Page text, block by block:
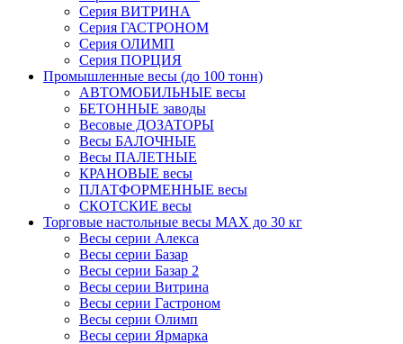
Серия ВИТРИНА
Серия ГАСТРОНОМ
Серия ОЛИМП
Серия ПОРЦИЯ
Промышленные весы (до 100 тонн)
АВТОМОБИЛЬНЫЕ весы
БЕТОННЫЕ заводы
Весовые ДОЗАТОРЫ
Весы БАЛОЧНЫЕ
Весы ПАЛЕТНЫЕ
КРАНОВЫЕ весы
ПЛАТФОРМЕННЫЕ весы
СКОТСКИЕ весы
Торговые настольные весы MAX до 30 кг
Весы серии Алекса
Весы серии Базар
Весы серии Базар 2
Весы серии Витрина
Весы серии Гастроном
Весы серии Олимп
Весы серии Ярмарка